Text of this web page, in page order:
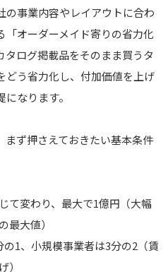
の事業内容やレイアウトに合わ
オーダーメイド寄りの省力化
ログ掲載品をそのまま買うタ
どう省力化し、付加価値を上げ
なります。
ず押さえておきたい基本条件
て変わり、最大で1億円（大幅
最大値）
1、小規模事業者は3分の2（賃
）